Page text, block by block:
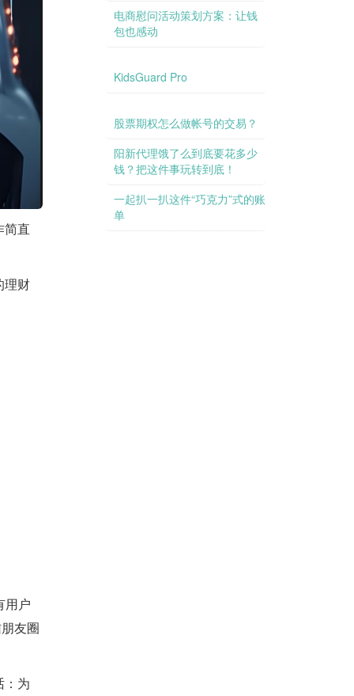
简直
理财
用户
友圈
：为
电商慰问活动策划方案：让钱
包也感动
KidsGuard Pro
股票期权怎么做帐号的交易？
阳新代理饿了么到底要花多少
钱？把这件事玩转到底！
信托利益到底是多高？让我们
一起扒一扒这件“巧克力”式的账
单